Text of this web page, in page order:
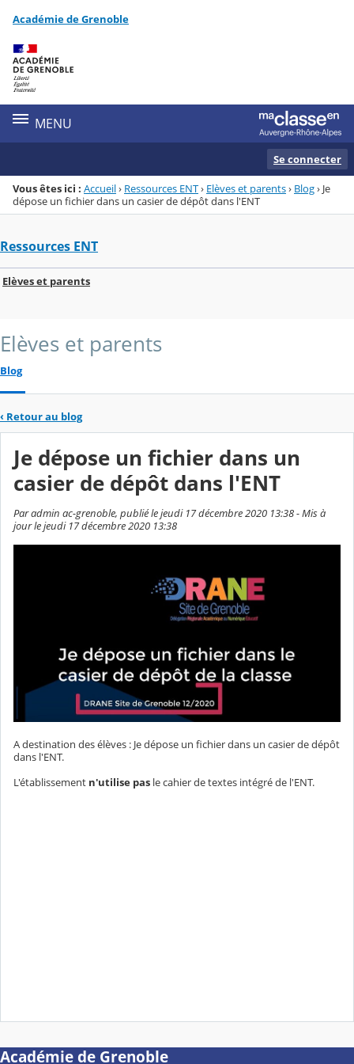
Menu de la rubrique
Contenu
Académie de Grenoble
MENU
Se connecter
Vous êtes ici : Accueil› Ressources ENT› Elèves et parents› Blog› Je
dépose un fichier dans un casier de dépôt dans l'ENT
Ressources ENT
Elèves et parents
Elèves et parents
Blog
‹ Retour au blog
Je dépose un fichier dans un
casier de dépôt dans l'ENT
Par admin ac-grenoble, publié le jeudi 17 décembre 2020 13:38 - Mis à
jour le jeudi 17 décembre 2020 13:38
A destination des élèves : Je dépose un fichier dans un casier de dépôt
dans l'ENT.
L'établissement n'utilise pas le cahier de textes intégré de l'ENT.
Académie de Grenoble